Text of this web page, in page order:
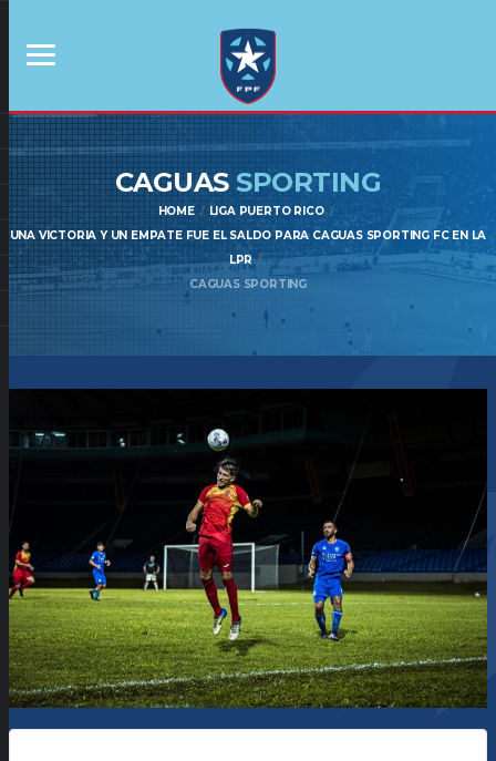
CAGUAS SPORTING
HOME
LIGA PUERTO RICO
UNA VICTORIA Y UN EMPATE FUE EL SALDO PARA CAGUAS SPORTING FC EN LA
LPR
CAGUAS SPORTING